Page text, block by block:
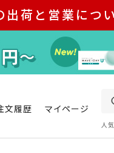
荷と営業につ
文履歴 マイページ
人